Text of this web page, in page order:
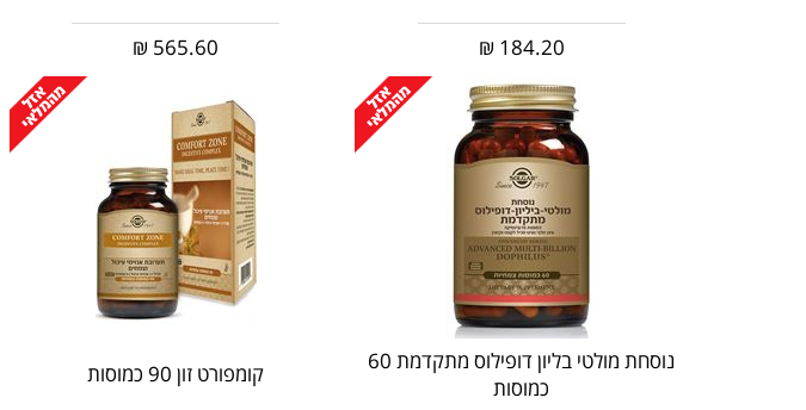
184.20
₪
565.60
₪
נוסחת מולטי בליון דופילוס מתקדמת 60
כמוסות
קומפורט זון 90 כמוסות